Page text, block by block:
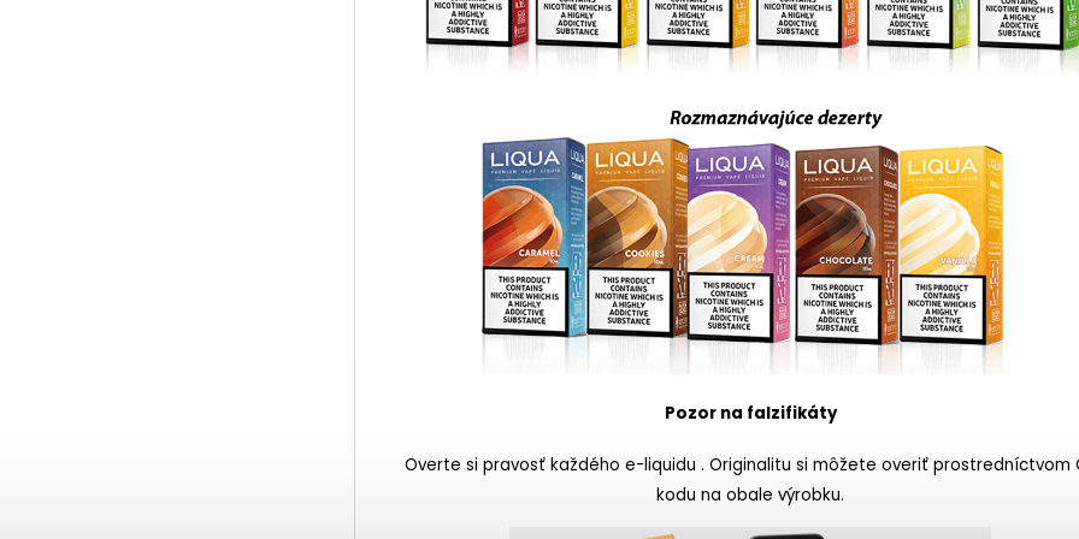
Pozor na falzifikáty
Overte si pravosť každého e-liquidu . Originalitu si môžete overiť prostredníctvom
kodu na obale výrobku.